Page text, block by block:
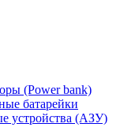
(Power bank)
батарейки
устройства (АЗУ)